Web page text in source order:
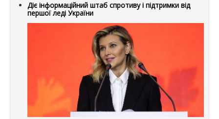
Діє інформаційний штаб спротиву і підтримки від
першої леді України